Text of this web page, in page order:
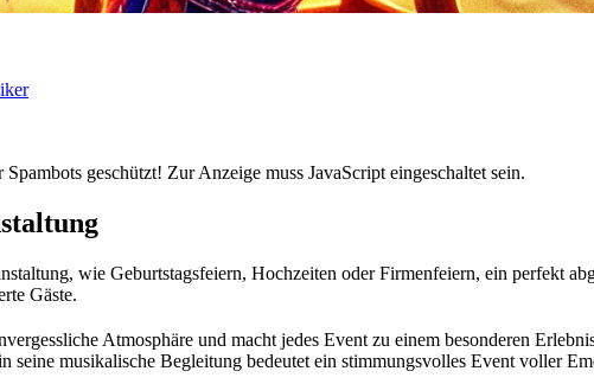
geschützt! Zur Anzeige muss JavaScript eingeschaltet sein.
wie Geburtstagsfeiern, Hochzeiten oder Firmenfeiern, ein perfekt
Gäste.
Atmosphäre und macht jedes Event zu einem besonderen
musikalische Begleitung bedeutet ein stimmungsvolles Event voller